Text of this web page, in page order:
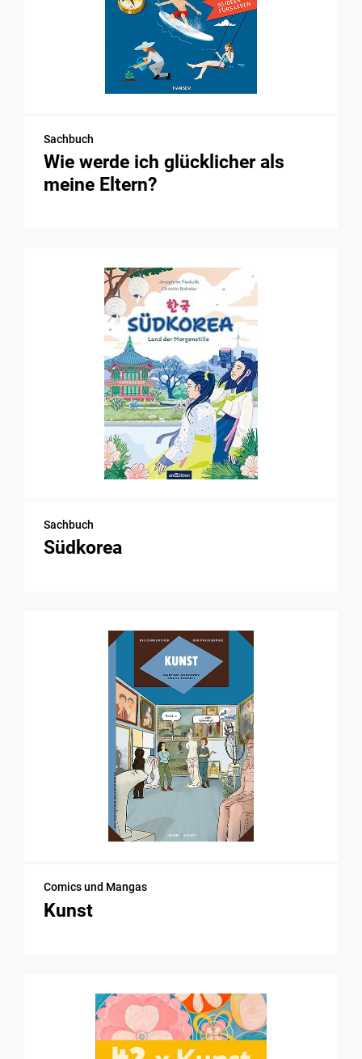
Sachbuch
Wie werde ich glücklicher als
meine Eltern?
Sachbuch
Südkorea
Comics und Mangas
Kunst